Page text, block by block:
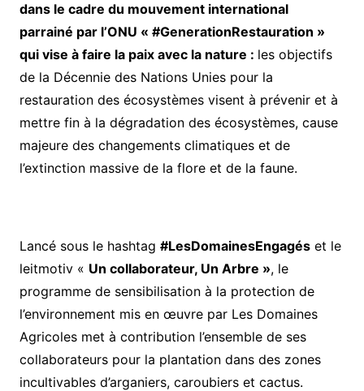
dans le cadre du mouvement international
parrainé par l’ONU « #GenerationRestauration »
qui vise à faire la paix avec la nature : les objectifs
de la Décennie des Nations Unies pour la
restauration des écosystèmes visent à prévenir et à
mettre fin à la dégradation des écosystèmes, cause
majeure des changements climatiques et de
l’extinction massive de la flore et de la faune.
Lancé sous le hashtag #LesDomainesEngagéset le
leitmotiv « Un collaborateur, Un Arbre », le
programme de sensibilisation à la protection de
l’environnement mis en œuvre par Les Domaines
Agricoles met à contribution l’ensemble de ses
collaborateurs pour la plantation dans des zones
incultivables d’arganiers, caroubiers et cactus.